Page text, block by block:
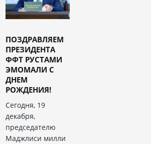
ПОЗДРАВЛЯЕМ
ПРЕЗИДЕНТА
ФФТ РУСТАМИ
ЭМОМАЛИ С
ДНЕМ
РОЖДЕНИЯ!
Сегодня, 19
декабря,
председателю
Маджлиси милли